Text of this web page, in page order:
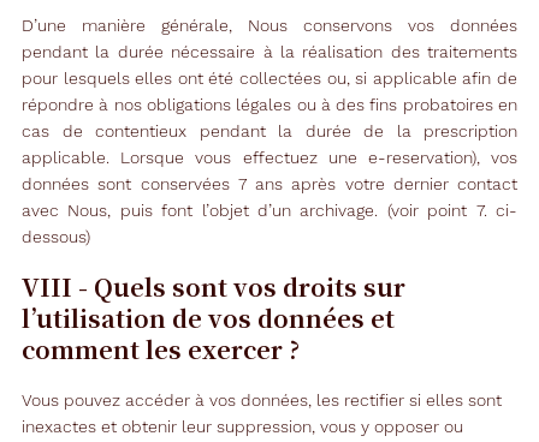
D’une manière générale, Nous conservons vos données
pendant la durée nécessaire à la réalisation des traitements
pour lesquels elles ont été collectées ou, si applicable afin de
répondre à nos obligations légales ou à des fins probatoires en
cas de contentieux pendant la durée de la prescription
applicable. Lorsque vous effectuez une e-reservation), vos
données sont conservées 7 ans après votre dernier contact
avec Nous, puis font l’objet d’un archivage. (voir point 7. ci-
dessous)
VIII - Quels sont vos droits sur
l’utilisation de vos données et
comment les exercer ?
Vous pouvez accéder à vos données, les rectifier si elles sont
inexactes et obtenir leur suppression, vous y opposer ou